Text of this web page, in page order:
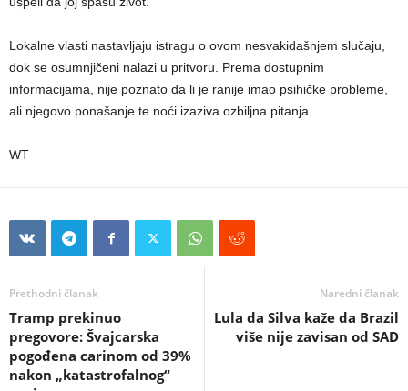
Lokalne vlasti nastavljaju istragu o ovom nesvakidašnjem slučaju,
dok se osumnjičeni nalazi u pritvoru. Prema dostupnim
informacijama, nije poznato da li je ranije imao psihičke probleme,
ali njegovo ponašanje te noći izaziva ozbiljna pitanja.
WT
Prethodni članak
Tramp prekinuo
pregovore: Švajcarska
pogođena carinom od 39%
nakon „katastrofalnog“
Naredni članak
Lula da Silva kaže da Brazil
više nije zavisan od SAD